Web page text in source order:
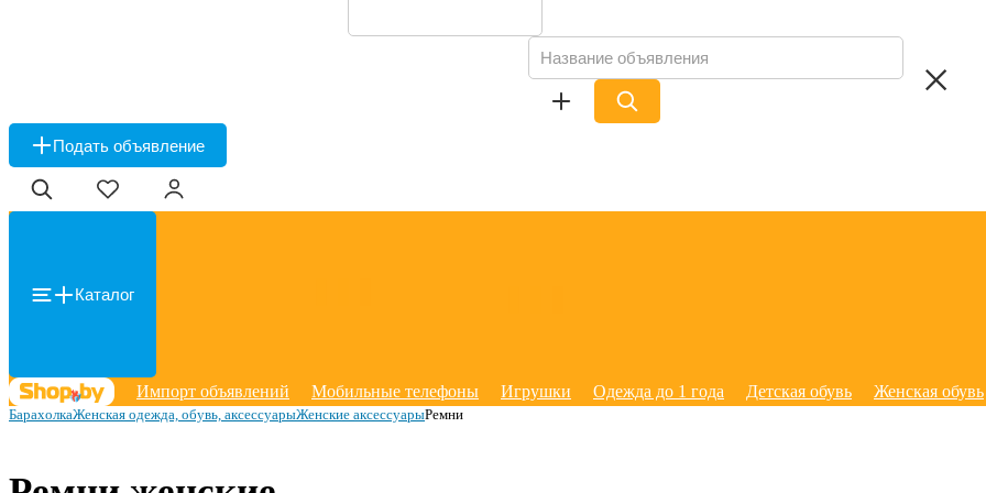
Подать объявление
Каталог
Импорт объявлений Мобильные телефоны Игрушки Одежда до 1 года Детская обувь Женская обувь
БарахолкаЖенская одежда, обувь, аксессуарыЖенские аксессуарыРемни